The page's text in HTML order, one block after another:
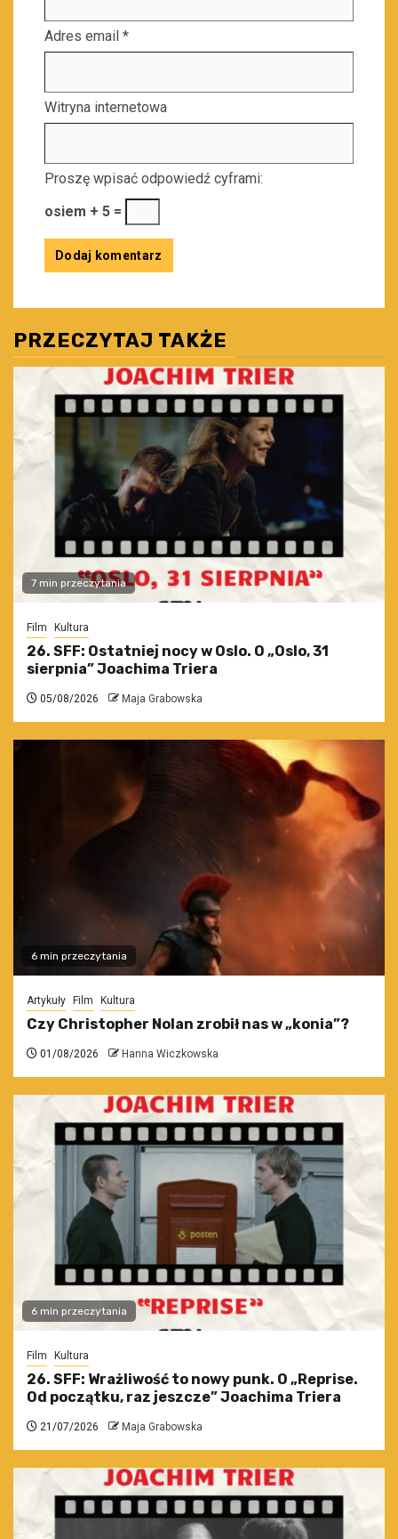
Adres email *
Witryna internetowa
Proszę wpisać odpowiedź cyframi:
osiem + 5 =
PRZECZYTAJ TAKŻE
7 min przeczytania
Film Kultura
26. SFF: Ostatniej nocy w Oslo. O „Oslo, 31
sierpnia” Joachima Triera
05/08/2026 Maja Grabowska
6 min przeczytania
Artykuły Film Kultura
Czy Christopher Nolan zrobił nas w „konia”?
01/08/2026 Hanna Wiczkowska
6 min przeczytania
Film Kultura
26. SFF: Wrażliwość to nowy punk. O „Reprise.
Od początku, raz jeszcze” Joachima Triera
21/07/2026 Maja Grabowska